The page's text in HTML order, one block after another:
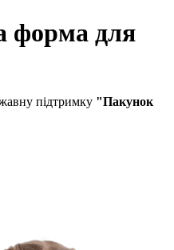
форма для
підтримку "Пакунок